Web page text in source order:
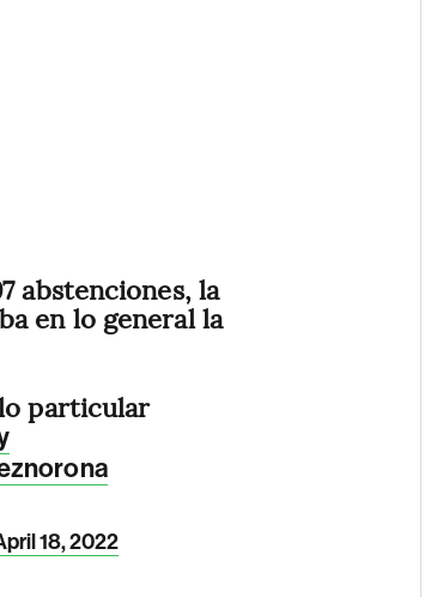
abstenciones, la
en lo general la
particular
18, 2022